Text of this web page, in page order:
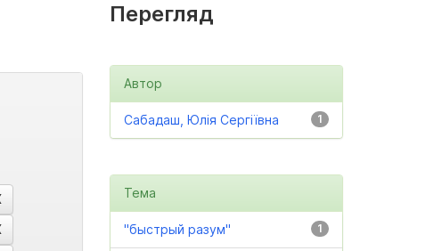
Перегляд
Автор
1
Сабадаш, Юлія Сергіївна
Тема
1
"быстрый разум"